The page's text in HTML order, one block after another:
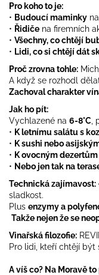
Pro koho to je:
• Budoucí maminky
• Řidiče na firemních
• Všechny, co chtějí
• Lidi, co si chtějí dát
Proč zrovna tohle:
A když se rozhodl
Zachoval charakter
Jak ho pít:
Vychlazené na 6-8°C
• K letnímu salátu s
• K sushi nebo
• K ovocným dezertům
• Nebo jen tak na
Technická zajímavost:
sladkost.
Plus enzymy a
Takže nejen že se
Vinařská filozofie:
Pro lidi, kteří chtějí být
A víš co? Na Moravě